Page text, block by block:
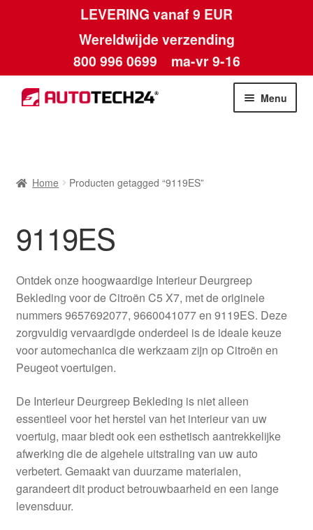
LEVERING vanaf 9 EUR
Wereldwijde verzending
800 996 0699 ma-vr 9-16
Ga
door
Ga
naar
Menu
Betalingen
Contact
Kassa
Klachten
Klachtenprocedure
Levering
Mijn account
Over ons
Home Producten getagged “9119ES”
9119ES
Ontdek onze hoogwaardige Interieur Deurgreep
Bekleding voor de Citroën C5 X7, met de originele
nummers 9657692077, 9660041077 en 9119ES. Deze
zorgvuldig vervaardigde onderdeel is de ideale keuze
voor automechanica die werkzaam zijn op Citroën en
Peugeot voertuigen.
De Interieur Deurgreep Bekleding is niet alleen
essentieel voor het herstel van het interieur van uw
voertuig, maar biedt ook een esthetisch aantrekkelijke
afwerking die de algehele uitstraling van uw auto
verbetert. Gemaakt van duurzame materialen,
garandeert dit product betrouwbaarheid en een lange
levensduur.